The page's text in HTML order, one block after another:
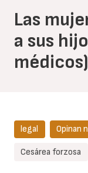
Las
a sus
médicos)
legal Opinan
Cesárea forzosa